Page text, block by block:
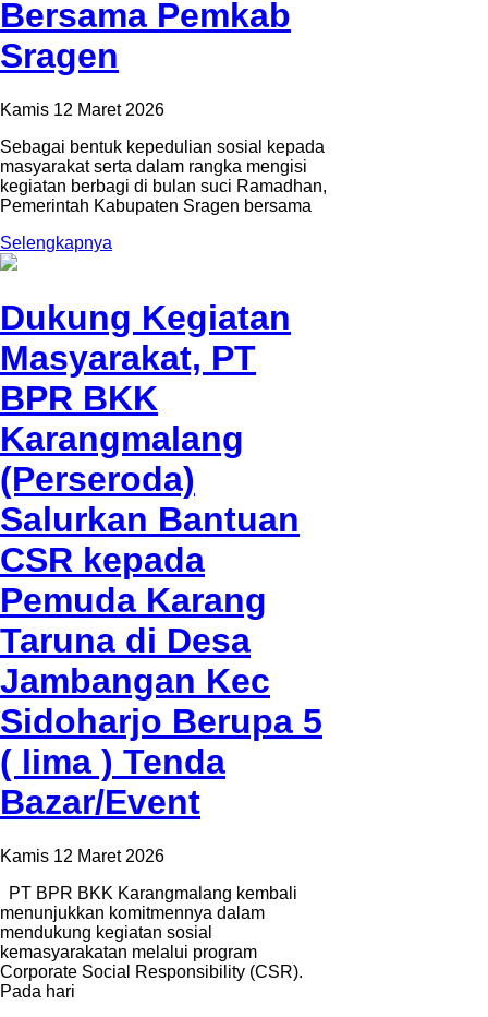
Bersama Pemkab
Sragen
Kamis 12 Maret 2026
Sebagai bentuk kepedulian sosial kepada
masyarakat serta dalam rangka mengisi
kegiatan berbagi di bulan suci Ramadhan,
Pemerintah Kabupaten Sragen bersama
Selengkapnya
Dukung Kegiatan
Masyarakat, PT
BPR BKK
Karangmalang
(Perseroda)
Salurkan Bantuan
CSR kepada
Pemuda Karang
Taruna di Desa
Jambangan Kec
Sidoharjo Berupa 5
( lima ) Tenda
Bazar/Event
Kamis 12 Maret 2026
PT BPR BKK Karangmalang kembali
menunjukkan komitmennya dalam
mendukung kegiatan sosial
kemasyarakatan melalui program
Corporate Social Responsibility (CSR).
Pada hari